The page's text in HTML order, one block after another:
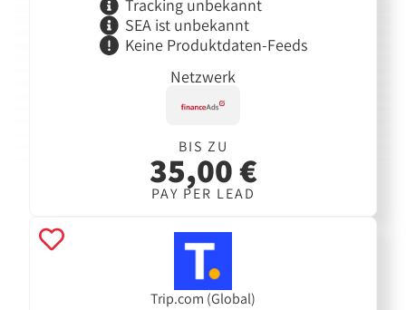
Tracking unbekannt
SEA ist unbekannt
Keine Produktdaten-Feeds
Netzwerk
BIS ZU
35,00 €
PAY PER LEAD
Trip.com (Global)